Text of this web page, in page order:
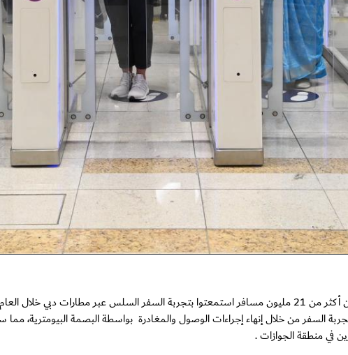
السفر من خلال إنهاء إجراءات الوصول والمغادرة بواسطة البصمة البيومترية،
في منطقة الجوازات .